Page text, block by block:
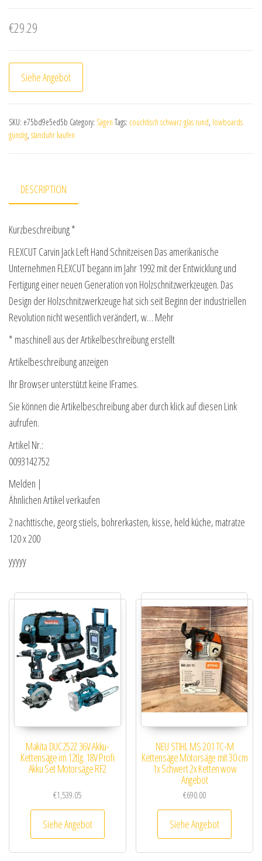
€29.29
Siehe Angebot
SKU: e75bd9e5ed5b Category: Sägen Tags: couchtisch schwarz glas rund, lowboards
günstig, standuhr kaufen
DESCRIPTION
Kurzbeschreibung *
FLEXCUT Carvin Jack Left Hand Schnitzeisen Das amerikanische
Unternehmen FLEXCUT begann im Jahr 1992 mit der Entwicklung und
Fertigung einer neuen Generation von Holzschnitzwerkzeugen. Das
Design der Holzschnitzwerkzeuge hat sich seit Beginn der industriellen
Revolution nicht wesentlich verändert, w… Mehr
* maschinell aus der Artikelbeschreibung erstellt
Artikelbeschreibung anzeigen
Ihr Browser unterstützt keine IFrames.
Sie können die Artikelbeschreibung aber durch klick auf diesen Link
aufrufen.
Artikel Nr.:
0093142752
Melden |
Ähnlichen Artikel verkaufen
2 nachttische, georg stiels, bohrerkasten, kisse, held küche, matratze
120 x 200
yyyyy
Makita DUC252Z 36V Akku-
Kettensäge im 12tlg. 18V Profi
Akku Set Motorsäge RF2
€1,539.05
Siehe Angebot
NEU STIHL MS 201 TC-M
Kettensäge Motorsäge mit 30 cm
1x Schwert 2x Ketten wow
Angebot
€690.00
Siehe Angebot